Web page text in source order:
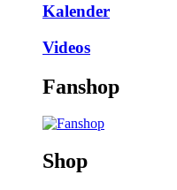
Kalender
Videos
Fanshop
Shop